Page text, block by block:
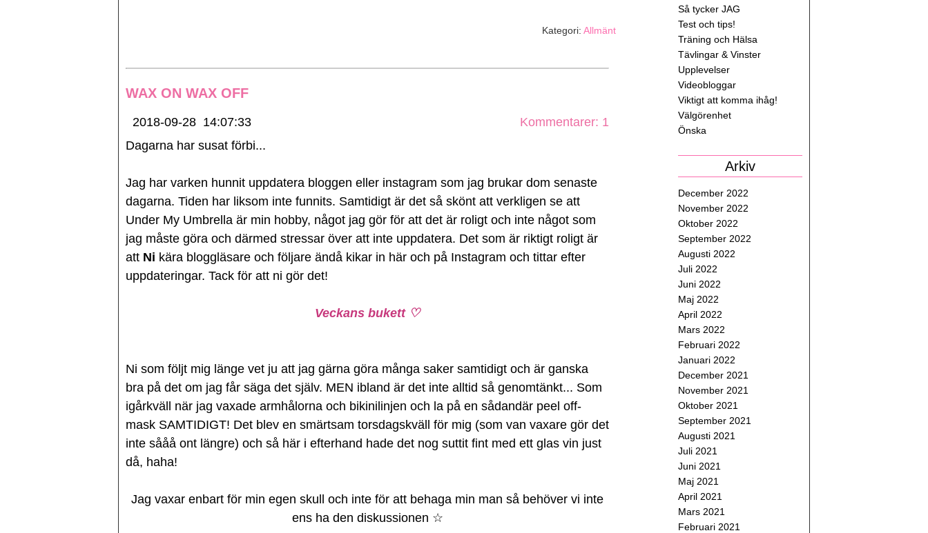
Kategori: Allmänt
WAX ON WAX OFF
2018-09-28 14:07:33
Kommentarer: 1
Dagarna har susat förbi...
Jag har varken hunnit uppdatera bloggen eller instagram som jag brukar dom senaste
dagarna. Tiden har liksom inte funnits. Samtidigt är det så skönt att verkligen se att
Under My Umbrella är min hobby, något jag gör för att det är roligt och inte något som
jag måste göra och därmed stressar över att inte uppdatera. Det som är riktigt roligt är
att Ni kära bloggläsare och följare ändå kikar in här och på Instagram och tittar efter
uppdateringar. Tack för att ni gör det!
Veckans bukett ♡
Ni som följt mig länge vet ju att jag gärna göra många saker samtidigt och är ganska
bra på det om jag får säga det själv. MEN ibland är det inte alltid så genomtänkt... Som
igårkväll när jag vaxade armhålorna och bikinilinjen och la på en sådandär peel off-
mask SAMTIDIGT! Det blev en smärtsam torsdagskväll för mig (som van vaxare gör det
inte sååå ont längre) och så här i efterhand hade det nog suttit fint med ett glas vin just
då, haha!
Jag vaxar enbart för min egen skull och inte för att behaga min man så behöver vi inte
ens ha den diskussionen ☆
Så tycker JAG
Test och tips!
Träning och Hälsa
Tävlingar & Vinster
Upplevelser
Videobloggar
Viktigt att komma ihåg!
Välgörenhet
Önska
Arkiv
December 2022
November 2022
Oktober 2022
September 2022
Augusti 2022
Juli 2022
Juni 2022
Maj 2022
April 2022
Mars 2022
Februari 2022
Januari 2022
December 2021
November 2021
Oktober 2021
September 2021
Augusti 2021
Juli 2021
Juni 2021
Maj 2021
April 2021
Mars 2021
Februari 2021